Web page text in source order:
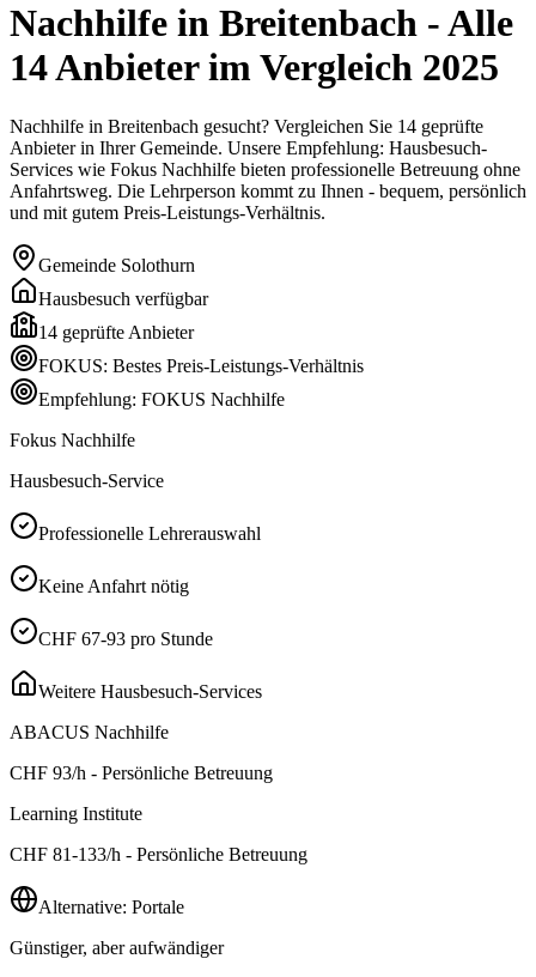
Nachhilfe in Breitenbach - Alle
14Anbieter im Vergleich 2025
Nachhilfe in Breitenbach gesucht? Vergleichen Sie 14 geprüfte
Anbieter in Ihrer Gemeinde. Unsere Empfehlung: Hausbesuch-
Services wie Fokus Nachhilfe bieten professionelle Betreuung ohne
Anfahrtsweg. Die Lehrperson kommt zu Ihnen - bequem, persönlich
und mit gutem Preis-Leistungs-Verhältnis.
Gemeinde Solothurn
Hausbesuch verfügbar
14 geprüfte Anbieter
FOKUS: Bestes Preis-Leistungs-Verhältnis
Empfehlung: FOKUS Nachhilfe
Fokus Nachhilfe
Hausbesuch-Service
Professionelle Lehrerauswahl
Keine Anfahrt nötig
CHF 67-93 pro Stunde
Weitere Hausbesuch-Services
ABACUS Nachhilfe
CHF 93/h - Persönliche Betreuung
Learning Institute
CHF 81-133/h - Persönliche Betreuung
Alternative: Portale
Günstiger, aber aufwändiger